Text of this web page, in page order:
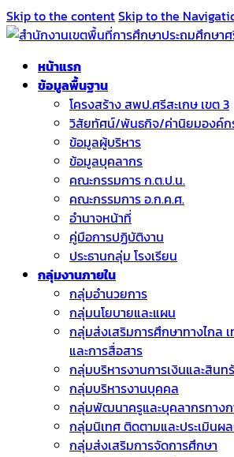
Skip to the contentSkip to the
หน้าแรก
ข้อมูลพื้นฐาน
โครงสร้าง สพป.ศรีสะเกษ เขต 3
วิสัยทัศน์/พันธกิจ/ค่านิยมองค์ก
ข้อมูลผู้บริหาร
ข้อมูลบุคลากร
คณะกรรมการ ก.ต.ป.น.
คณะกรรมการ อ.ก.ค.ศ.
อำนาจหน้าที่
คู่มือการปฏิบัติงาน
ประธานกลุ่ม โรงเรียน
กลุ่มงานภายใน
กลุ่มอำนวยการ
กลุ่มนโยบายและแผน
กลุ่มส่งเสริมการศึกษาทางไกล
และการสื่อสาร
กลุ่มบริหารงานการเงินและสิน
กลุ่มบริหารงานบุคคล
กลุ่มพัฒนาครูและบุคลากรทางก
กลุ่มนิเทศ ติดตามและประเมินผ
กลุ่มส่งเสริมการจัดการศึกษา